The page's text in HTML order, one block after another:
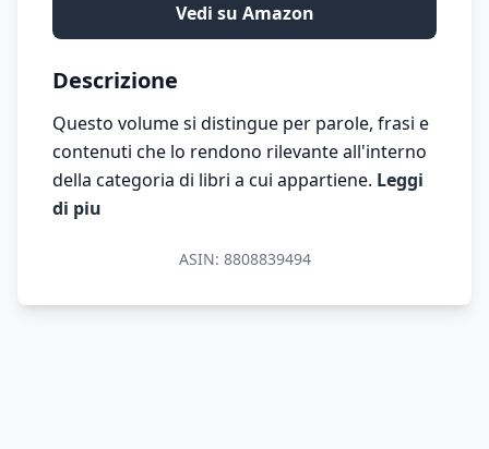
Vedi su Amazon
Descrizione
Questo volume si distingue per parole, frasi e
contenuti che lo rendono rilevante all'interno
della categoria di libri a cui appartiene. Leggi
di piu
ASIN: 8808839494